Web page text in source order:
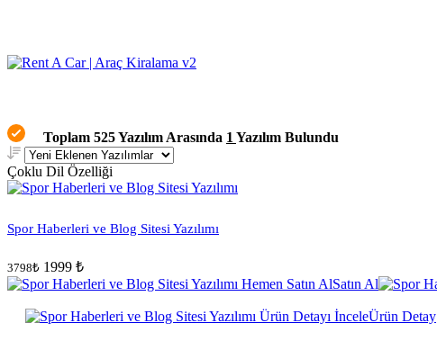
Toplam 525 Yazılım Arasında 1 Yazılım Bulundu
Çoklu Dil Özelliği
Spor Haberleri ve Blog Sitesi Yazılımı
3798₺ 1999 ₺
Satın Al
Ürün Detay